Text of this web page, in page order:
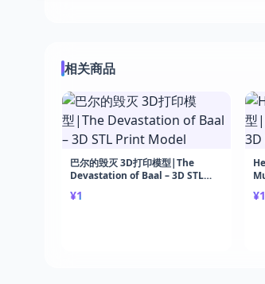
相关商品
巴尔的毁灭 3D打印模型|The
Devastation of Baal – 3D STL
¥1